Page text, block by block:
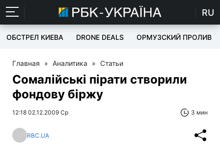
RU
ОБСТРЕЛ КИЕВА DRONE DEALS ОРМУЗСКИЙ ПРОЛИВ
Главная » Аналитика » Статьи
Сомалійські пірати створили
фондову біржу
12:18 02.12.2009 Ср 3 мин
RBC.UA